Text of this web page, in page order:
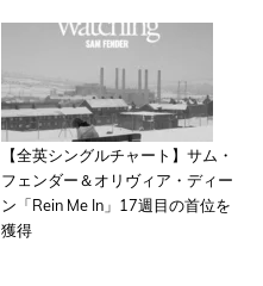
【全英シングルチャート】サム・
フェンダー＆オリヴィア・ディー
ン「Rein Me In」17週目の首位を
獲得